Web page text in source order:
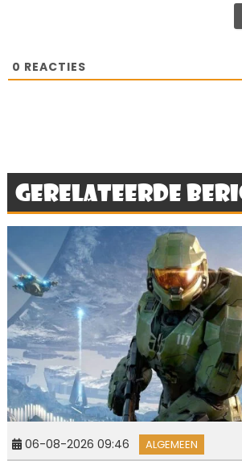
0 REACTIES
Gerelateerde
06-08-2026 09:46 ALGEMEEN